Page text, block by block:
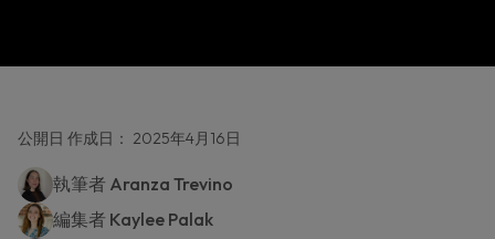
公開日 作成日： 2025年4月16日
執筆者 Aranza Trevino
編集者 Kaylee Palak